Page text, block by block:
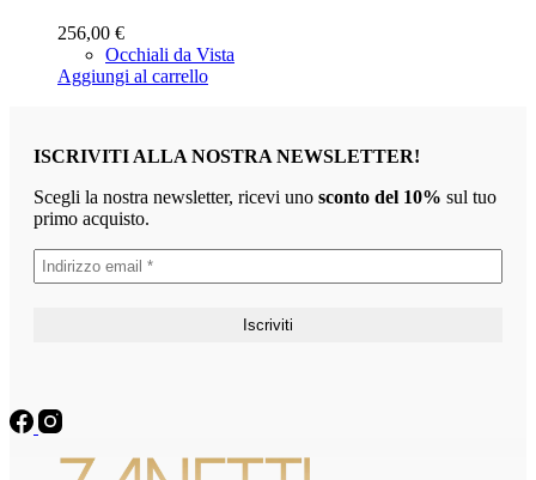
256,00 €
Occhiali da Vista
Aggiungi al carrello
ISCRIVITI ALLA NOSTRA NEWSLETTER!
Scegli la nostra newsletter, ricevi uno sconto del 10% sul tuo
primo acquisto.